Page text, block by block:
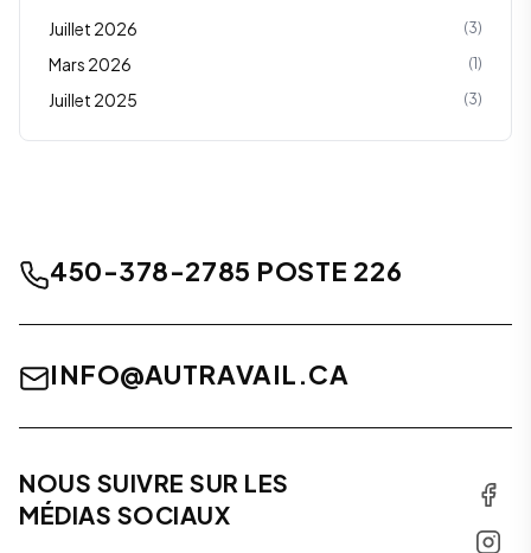
Juillet 2026 (3)
Mars 2026 (1)
Juillet 2025 (3)
450-378-2785 POSTE 226
INFO@AUTRAVAIL.CA
NOUS SUIVRE SUR LES
MÉDIAS SOCIAUX